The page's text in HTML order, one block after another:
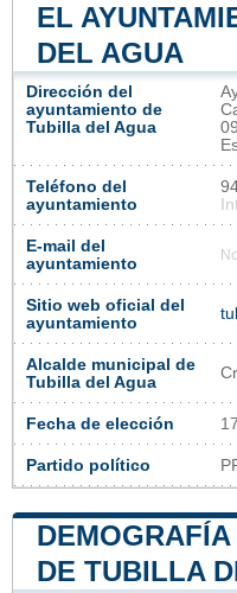
EL
DEL AGUA
Dirección del
ayuntamiento de
Tubilla del Agua
Teléfono del
ayuntamiento
E-mail del
ayuntamiento
Sitio web oficial del
ayuntamiento
Alcalde municipal de
Tubilla del Agua
Fecha de elección
Partido político
DE TUBILLA